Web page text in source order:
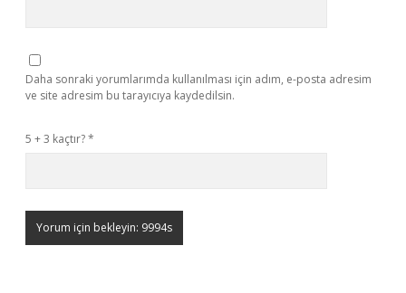
Daha sonraki yorumlarımda kullanılması için adım, e-posta adresim
ve site adresim bu tarayıcıya kaydedilsin.
5 + 3 kaçtır?*